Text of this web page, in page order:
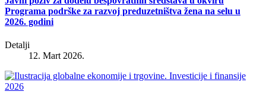
Programa podrške za razvoj preduzetništva žena na selu u
2026. godini
Detalji
12. Mart 2026.